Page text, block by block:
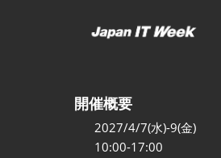
開催概要
2027/4/7(水)-9(金)
10:00-17:00